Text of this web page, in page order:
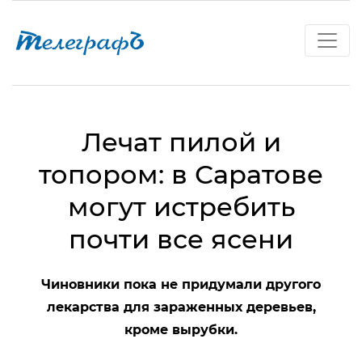
Лечат пилой и
топором: в Саратове
могут истребить
почти все ясени
Чиновники пока не придумали другого
лекарства для зараженных деревьев,
кроме вырубки.